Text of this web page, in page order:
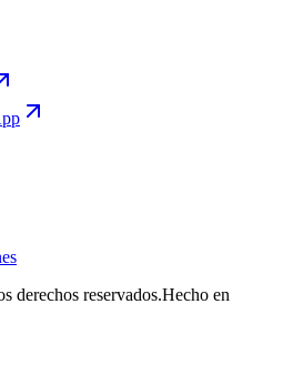
derechos reservados.Hecho en